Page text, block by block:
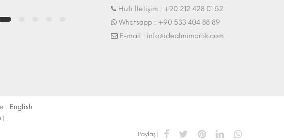
Hızlı İletişim : +90 212 428 01 52
Whatsapp : +90 533 404 88 89
E-mail : info@idealmimarlik.com
: English
Paylaş |